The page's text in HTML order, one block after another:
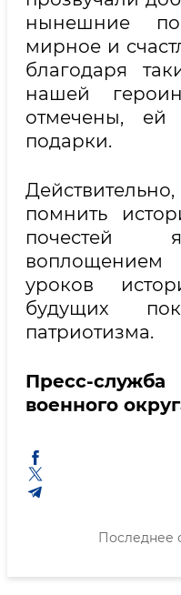
нынешние
мирное и
благодаря
нашей
отмечены, ей
подарки.
помнить
почестей
воплощением
уроков
будущих
патриотизма.
Пресс-
военного
Последнее